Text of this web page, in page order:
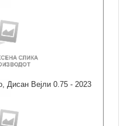
Дисан Вејли 0.75 - 2023